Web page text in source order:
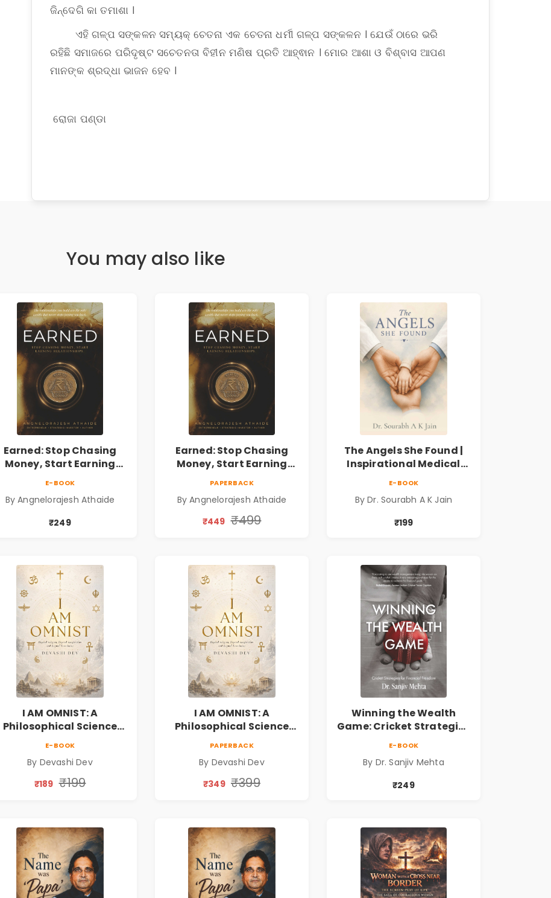
ଜିନ୍ଦେଗି କା ତମାଶା ।
ଏହି ଗଳ୍ପ ସଙ୍କଳନ ସମ୍ୟକ୍ ଚେତନା ଏକ ଚେତନା ଧର୍ମୀ ଗଳ୍ପ ସଙ୍କଳନ । ଯେଉଁ ଠାରେ ଭରି
ରହିଛି ସମାଜରେ ପରିଦୃଷ୍ଟ ସଚେତନତା ବିହୀନ ମଣିଷ ପ୍ରତି ଆହ୍ଵାନ । ମୋର ଆଶା ଓ ବିଶ୍ବାସ ଆପଣ
ମାନଙ୍କ ଶ୍ରଦ୍ଧା ଭାଜନ ହେବ ।
ରୋଜା ପଣ୍ଡା
You may also like
Earned: Stop Chasing
Money, Start Earning
E-BOOK
By Angnelorajesh Athaide
₹249
Earned: Stop Chasing
Money, Start Earning
PAPERBACK
By Angnelorajesh Athaide
₹449 ₹499
The Angels She Found |
Inspirational Medical
& Miracles
E-BOOK
By Dr. Sourabh A K Jain
₹199
I AM OMNIST: A
Philosophical Science
Spirituality, Reality & the
Universe
E-BOOK
By Devashi Dev
₹189 ₹199
I AM OMNIST: A
Philosophical Science
Spirituality, Reality & the
Universe
PAPERBACK
By Devashi Dev
₹349 ₹399
Winning the Wealth
Game: Cricket Strategies
Investing Guide
E-BOOK
By Dr. Sanjiv Mehta
₹249